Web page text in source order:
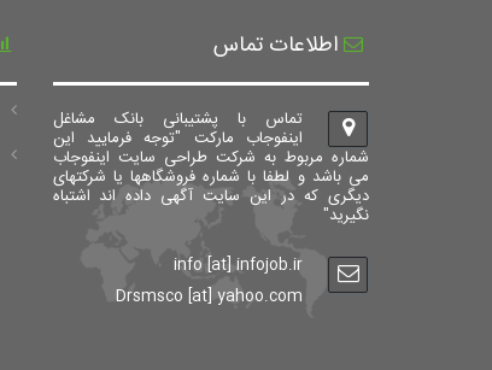
اطلاعات تماس
تماس با پشتیبانی بانک مشاغل
اینفوجاب مارکت "توجه فرمایید این
شماره مربوط به شرکت طراحی سایت اینفوجاب
می باشد و لطفا با شماره فروشگاهها یا شرکتهای
دیگری که در این سایت آگهی داده اند اشتباه
نگیرید"
info [at] infojob.ir
Drsmsco [at] yahoo.com